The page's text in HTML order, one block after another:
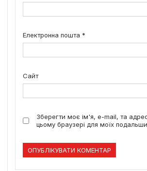
Електронна пошта *
Сайт
Зберегти моє ім'я, e-mail, та
цьому браузері для моїх